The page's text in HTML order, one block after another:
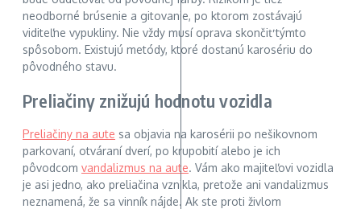
neodborné brúsenie a gitovanie, po ktorom zostávajú
viditeľne vypukliny. Nie vždy musí oprava skončiť týmto
spôsobom. Existujú metódy, ktoré dostanú karosériu do
pôvodného stavu.
Preliačiny znižujú hodnotu vozidla
Preliačiny na aute sa objavia na karosérii po nešikovnom
parkovaní, otváraní dverí, po krupobití alebo je ich
pôvodcom vandalizmus na aute. Vám ako majiteľovi vozidla
je asi jedno, ako preliačina vznikla, pretože ani vandalizmus
neznamená, že sa vinník nájde. Ak ste proti živlom